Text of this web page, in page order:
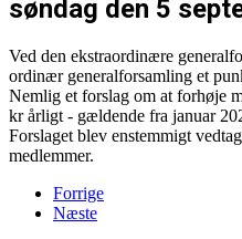
søndag den 5
Ved den ekstraordinære
ordinær generalforsamling et
Nemlig et forslag om at forhøje
kr årligt - gældende fra januar
Forslaget blev enstemmigt
medlemmer.
Forrige
Næste